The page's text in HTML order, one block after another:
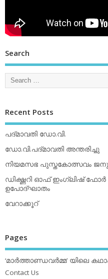
Search
Recent Posts
പദ്മാവതി ഡോ.വി.
ഡോ.വി.പദ്മാവതി അന്തരിച്ചു
നിയമസഭ പുസ്തകോത്സവം
ഡിക്ഷ്ണറി ഓഫ് ഇംഗ്ലിഷ്
ഉപോദ്ഘാതം
വേറാക്കൂറ്
Pages
‘മാര്‍ത്താണ്ഡവര്‍മ്മ’ യിലെ
Contact Us